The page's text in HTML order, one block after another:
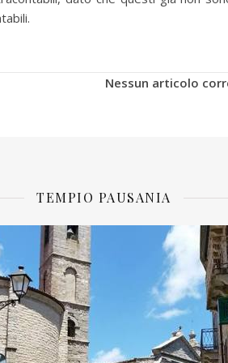
Nessun articolo
TEMPIO PAUSANIA